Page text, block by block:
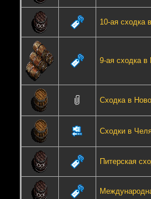
10-ая сходка
9-ая сходка в
Сходка в
Сходки в
Питерская